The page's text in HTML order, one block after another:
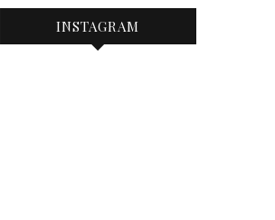
INSTAGRAM